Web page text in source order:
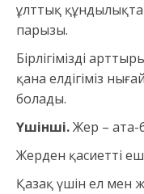
ұлттық
парызы.
Бірлігімізді
қана елдігіміз
болады.
Үшінші.Жер – ата-
Жерден қасиетті
Қазақ үшін ел мен